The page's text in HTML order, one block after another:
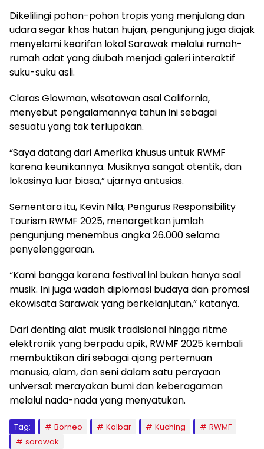
Dikelilingi pohon-pohon tropis yang menjulang dan
udara segar khas hutan hujan, pengunjung juga diajak
menyelami kearifan lokal Sarawak melalui rumah-
rumah adat yang diubah menjadi galeri interaktif
suku-suku asli.
Claras Glowman, wisatawan asal California,
menyebut pengalamannya tahun ini sebagai
sesuatu yang tak terlupakan.
“Saya datang dari Amerika khusus untuk RWMF
karena keunikannya. Musiknya sangat otentik, dan
lokasinya luar biasa,” ujarnya antusias.
Sementara itu, Kevin Nila, Pengurus Responsibility
Tourism RWMF 2025, menargetkan jumlah
pengunjung menembus angka 26.000 selama
penyelenggaraan.
“Kami bangga karena festival ini bukan hanya soal
musik. Ini juga wadah diplomasi budaya dan promosi
ekowisata Sarawak yang berkelanjutan,” katanya.
Dari denting alat musik tradisional hingga ritme
elektronik yang berpadu apik, RWMF 2025 kembali
membuktikan diri sebagai ajang pertemuan
manusia, alam, dan seni dalam satu perayaan
universal: merayakan bumi dan keberagaman
melalui nada-nada yang menyatukan.
Tag: Borneo Kalbar Kuching
RWMF
sarawak